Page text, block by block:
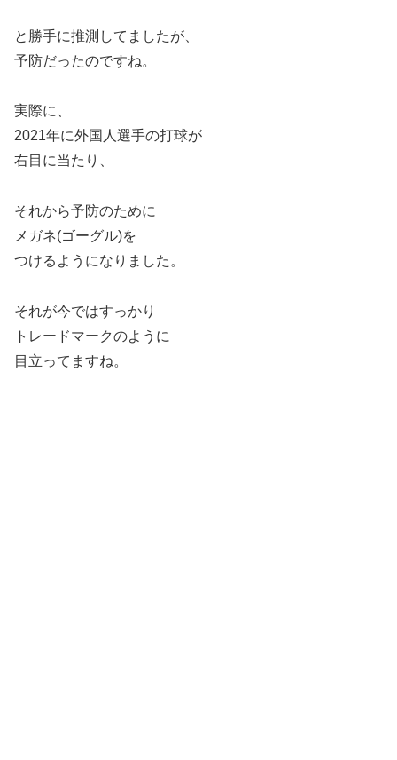
と勝手に推測してましたが、
予防だったのですね。
実際に、
2021年に外国人選手の打球が
右目に当たり、
それから予防のために
メガネ(ゴーグル)を
つけるようになりました。
それが今ではすっかり
トレードマークのように
目立ってますね。